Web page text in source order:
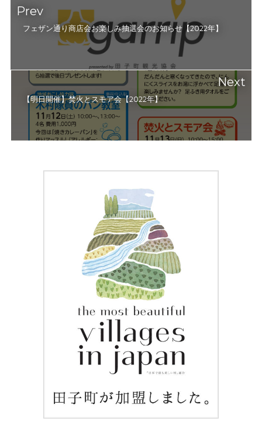
Prev
フェザン通り商店会お楽しみ抽選会のお知らせ【2022年】
Next
【明日開催】焚火とスモア会【2022年】